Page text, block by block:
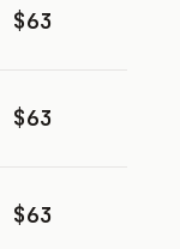
$63
$63
$63